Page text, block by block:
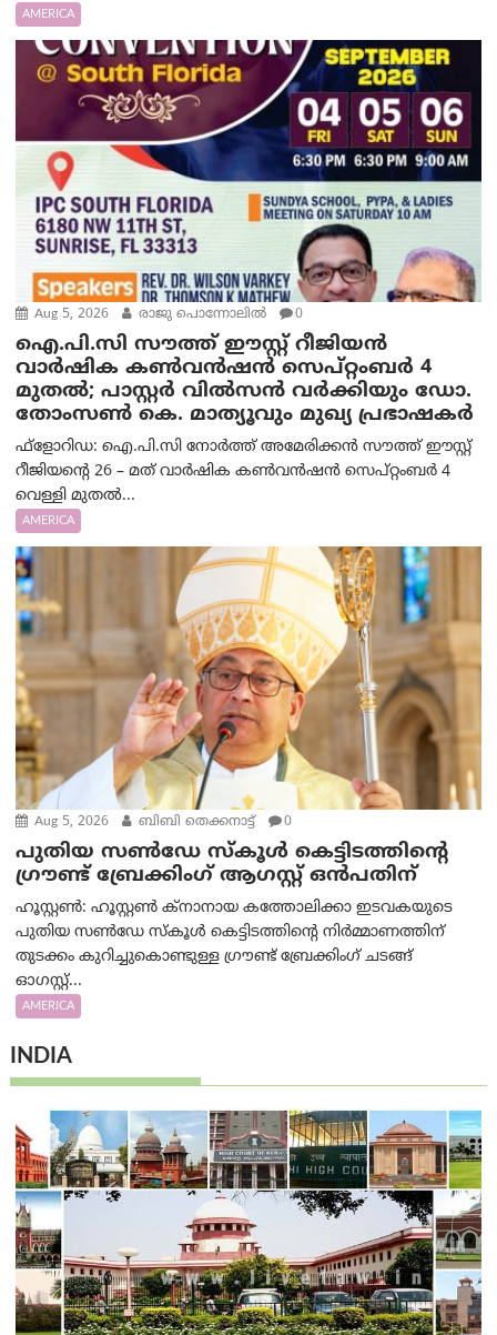
AMERICA
Aug 5, 2026 രാജു പൊന്നോലിൽ 0
ഐ.പി.സി സൗത്ത് ഈസ്റ്റ് റീജിയൻ
വാർഷിക കൺവൻഷൻ സെപ്റ്റംബർ 4
മുതൽ; പാസ്റ്റർ വിൽസൻ വർക്കിയും ഡോ.
തോംസൺ കെ. മാത്യൂവും മുഖ്യ പ്രഭാഷകർ
ഫ്ളോറിഡ: ഐ.പി.സി നോർത്ത് അമേരിക്കൻ സൗത്ത് ഈസ്റ്റ്
റീജിയന്റെ 26 – മത് വാർഷിക കൺവൻഷൻ സെപ്റ്റംബർ 4
വെള്ളി മുതൽ...
AMERICA
Aug 5, 2026 ബിബി തെക്കനാട്ട് 0
പുതിയ സൺഡേ സ്കൂൾ കെട്ടിടത്തിന്റെ
ഗ്രൗണ്ട് ബ്രേക്കിംഗ് ആഗസ്റ്റ് ഒൻപതിന്
ഹൂസ്റ്റൺ: ഹൂസ്റ്റൺ ക്നാനായ കത്തോലിക്കാ ഇടവകയുടെ
പുതിയ സൺഡേ സ്കൂൾ കെട്ടിടത്തിന്റെ നിർമ്മാണത്തിന്
തുടക്കം കുറിച്ചുകൊണ്ടുള്ള ഗ്രൗണ്ട് ബ്രേക്കിംഗ് ചടങ്ങ്
ഓഗസ്റ്റ്...
AMERICA
INDIA